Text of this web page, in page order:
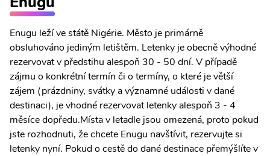
Enugu leží ve státě Nigérie. Město je primárně
obsluhováno jediným letištěm. Letenky je obecně výhodné
rezervovat v předstihu alespoň 30 - 50 dní. V případě
zájmu o konkrétní termín či o termíny, o které je větší
zájem (prázdniny, svátky a významné události v dané
destinaci), je vhodné rezervovat letenky alespoň 3 - 4
měsíce dopředu.Místa v letadle jsou omezená, proto pokud
jste rozhodnuti, že chcete Enugu navštívit, rezervujte si
letenky nyní. Pokud o cestě do dané destinace přemýšlíte v